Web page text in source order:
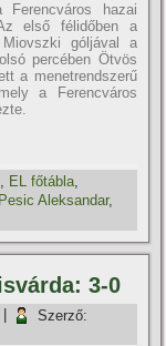
Ferencváros hazai
első félidőben a
góljával a
percében Ötvös
a menetrendszerű
a Ferencváros
EL főtábla
Pesic Aleksandar,
3-0
Szerző: